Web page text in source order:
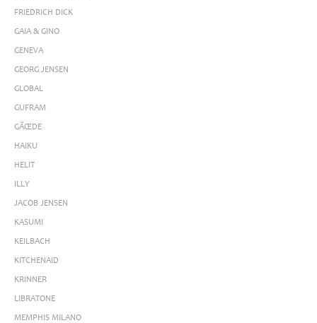
FRIEDRICH DICK
GAIA & GINO
GENEVA
GEORG JENSEN
GLOBAL
GUFRAM
GÃŒDE
HAIKU
HELIT
ILLY
JACOB JENSEN
KASUMI
KEILBACH
KITCHENAID
KRINNER
LIBRATONE
MEMPHIS MILANO